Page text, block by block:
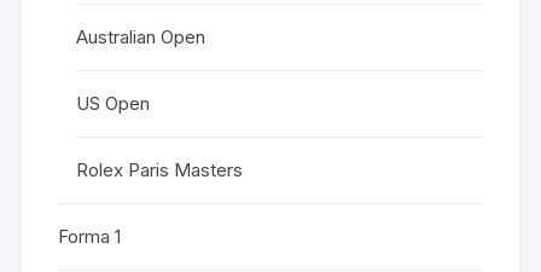
Australian Open
US Open
Rolex Paris Masters
Forma 1